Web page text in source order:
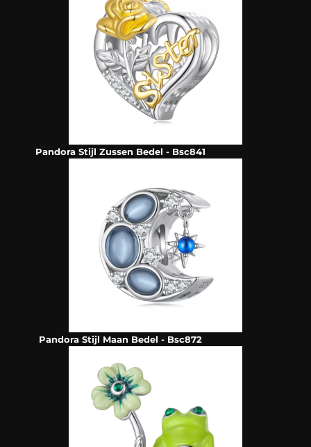
Pandora Stijl Zussen Bedel - Bsc841
Pandora Stijl Maan Bedel - Bsc872